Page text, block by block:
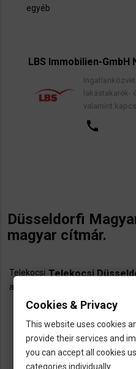
egyéb
LBS Immobilien-GmbH
lakástakarék- és
valamint
Düsseldorfi
magyar cítmár.
Telekocsi
ajánlat
Telekocsi
groups Helyek száma: 2
DüsseldorfKöln
TATABÁNYA GYŐR
Cookies & Privacy
This website uses cookies
provide their services and
you can accept all cookies
categories individually.